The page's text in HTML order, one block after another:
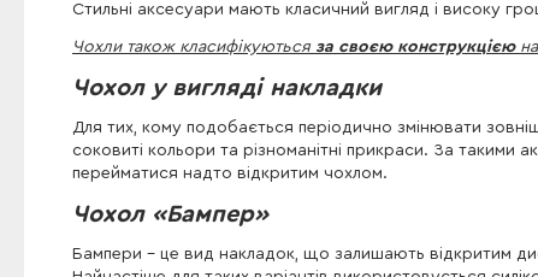
Стильні аксесуари мають класичний вигляд і високу
Чохли також класифікуються за своєю конструкцієюна
Чохол у вигляді накладки
Для тих, кому подобається періодично змінювати
соковиті кольори та різноманітні прикраси. За
перейматися надто відкритим чохлом.
Чохол «Бампер»
Бампери - це вид накладок, що залишають відкритим